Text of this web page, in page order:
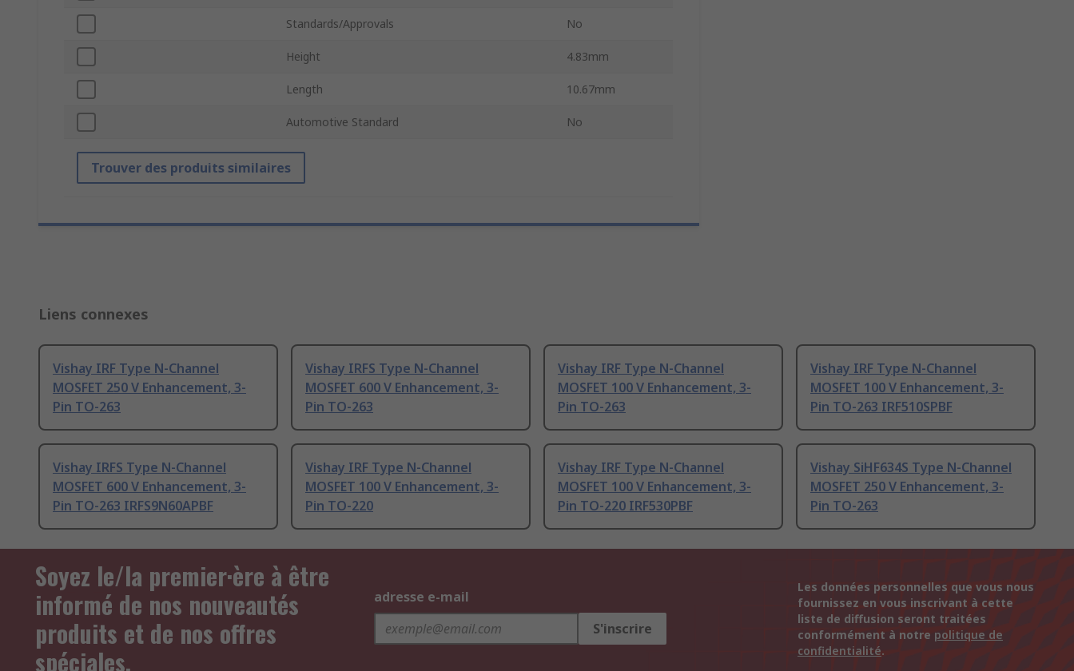
Standards/Approvals No
Height 4.83mm
Length 10.67mm
Automotive Standard No
Trouver des produits similaires
Liens connexes
Vishay IRF Type N-Channel
MOSFET 250 V Enhancement, 3-
Pin TO-263
Vishay IRFS Type N-Channel
MOSFET 600 V Enhancement, 3-
Pin TO-263
Vishay IRF Type N-Channel
MOSFET 100 V Enhancement, 3-
Pin TO-263
Vishay IRF Type N-Channel
MOSFET 100 V Enhancement, 3-
Pin TO-263 IRF510SPBF
Vishay IRFS Type N-Channel
MOSFET 600 V Enhancement, 3-
Pin TO-263 IRFS9N60APBF
Vishay IRF Type N-Channel
MOSFET 100 V Enhancement, 3-
Pin TO-220
Vishay IRF Type N-Channel
MOSFET 100 V Enhancement, 3-
Pin TO-220 IRF530PBF
Vishay SiHF634S Type N-Channel
MOSFET 250 V Enhancement, 3-
Pin TO-263
Soyez le/la premier·ère à être
informé de nos nouveautés
produits et de nos offres
spéciales.
adresse e-mail
S'inscrire
Les données personnelles que vous nous
fournissez en vous inscrivant à cette
liste de diffusion seront traitées
conformément à notre politique de
confidentialité.